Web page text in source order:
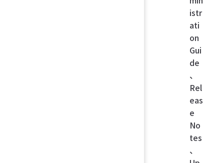
istr
ati
on
Gui
de
、
Rel
eas
e
No
tes
、